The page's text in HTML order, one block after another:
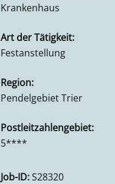
Krankenhaus
Art der Tätigkeit:
Festanstellung
Region:
Pendelgebiet Trier
Postleitzahlengebiet:
5****
Job-ID:S28320